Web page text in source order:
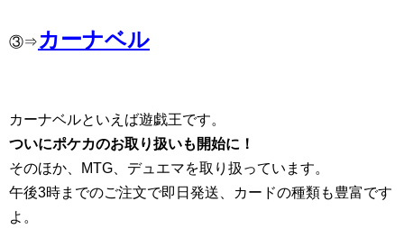
③⇒ カーナベル
カーナベルといえば遊戯王です。
ついにポケカのお取り扱いも開始に！
そのほか、MTG、デュエマを取り扱っています。
午後3時までのご注文で即日発送、カードの種類も豊富です
よ。